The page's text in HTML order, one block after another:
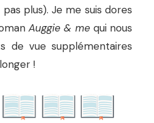
pas plus). Je me suis dores
Auggie & me qui nous
de vue supplémentaires
!